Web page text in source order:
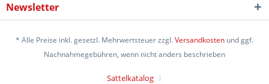
Newsletter
* Alle Preise inkl. gesetzl. Mehrwertsteuer zzgl.Versandkosten und ggf.
Nachnahmegebühren, wenn nicht anders beschrieben
Sattelkatalog